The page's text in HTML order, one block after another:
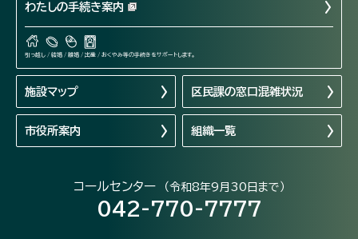
わたしの手続き案内
引っ越し / 結婚 / 離婚 / 出産 / おくやみ等の手続きをサポートします。
施設マップ 区民課の窓口混雑状況
市役所案内 組織一覧
コールセンター （令和8年9月30日まで）
042-770-7777